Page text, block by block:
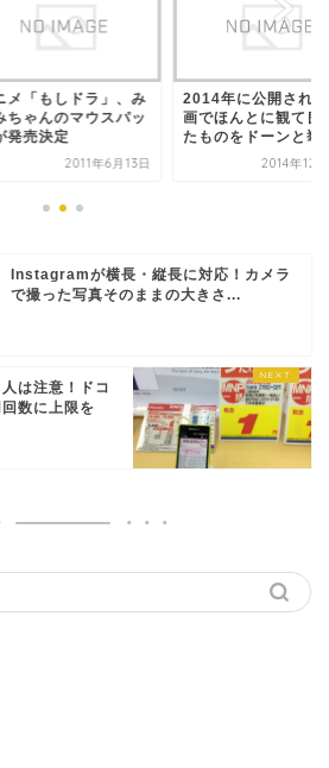
「もしドラ」、み
ゃんのマウスパッ
売決定
2011年6月13日
2014年に公開された映
画でほんとに観て良かっ
たものをドーンと挙げ...
2014年12月30
Instagramが横長・縦長に対応！カメラ
で撮った写真そのままの大きさ...
は注意！ドコ
数に上限を